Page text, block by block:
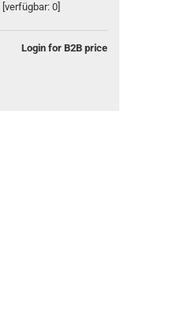
Pink, Art.Nr.: 11912430404 [verfügbar: 0]
Login for B2B price